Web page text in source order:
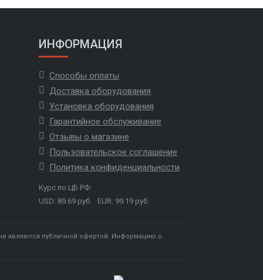
ИНФОРМАЦИЯ
Способы оплаты
Доставка оборудования
Установка оборудования
Гарантийное обслуживание
Отзывы о магазине
Пользовательское соглашение
Политика конфиденциальности
Курс по ЦБ РФ:
USD: 89.69 руб.
EUR: 99.19 руб.
являются публичной офертой. Информацию о